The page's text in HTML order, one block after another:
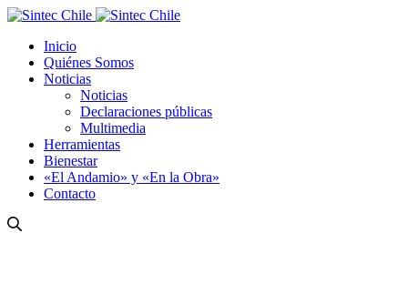
Inicio
Quiénes Somos
Noticias
Noticias
Declaraciones públicas
Multimedia
Herramientas
Bienestar
«El Andamio» y «En la Obra»
Contacto